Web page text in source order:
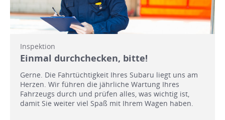
Inspektion
Einmal durchchecken, bitte!
Gerne. Die Fahrtüchtigkeit Ihres Subaru liegt uns am
Herzen. Wir führen die jährliche Wartung Ihres
Fahrzeugs durch und prüfen alles, was wichtig ist,
damit Sie weiter viel Spaß mit Ihrem Wagen haben.